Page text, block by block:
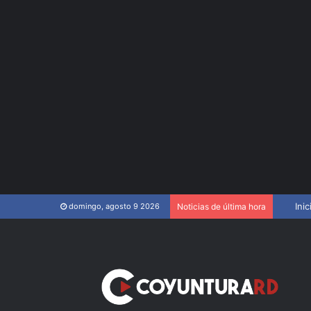
domingo, agosto 9 2026 Noticias de última hora TC